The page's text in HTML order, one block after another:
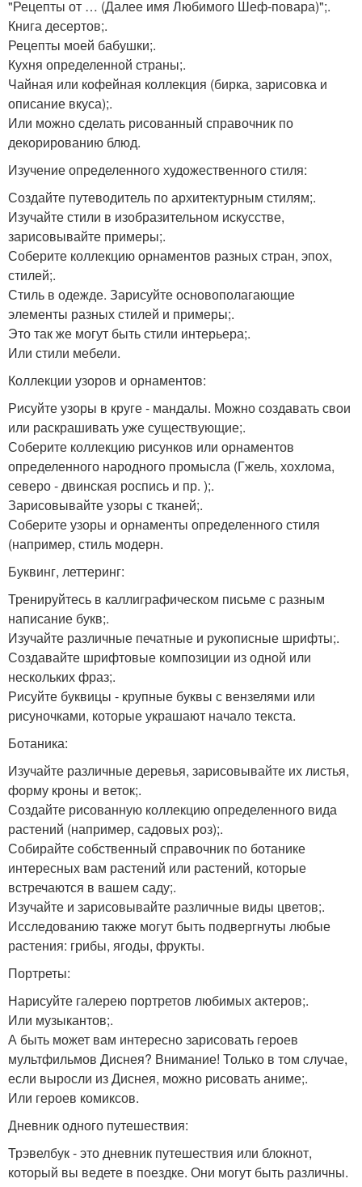
"Рецепты от … (Далее имя Любимого Шеф-повара)";.
Книга десертов;.
Рецепты моей бабушки;.
Кухня определенной страны;.
Чайная или кофейная коллекция (бирка, зарисовка и
описание вкуса);.
Или можно сделать рисованный справочник по
декорированию блюд.
Изучение определенного художественного стиля:
Создайте путеводитель по архитектурным стилям;.
Изучайте стили в изобразительном искусстве,
зарисовывайте примеры;.
Соберите коллекцию орнаментов разных стран, эпох,
стилей;.
Стиль в одежде. Зарисуйте основополагающие
элементы разных стилей и примеры;.
Это так же могут быть стили интерьера;.
Или стили мебели.
Коллекции узоров и орнаментов:
Рисуйте узоры в круге - мандалы. Можно создавать свои
или раскрашивать уже существующие;.
Соберите коллекцию рисунков или орнаментов
определенного народного промысла (Гжель, хохлома,
северо - двинская роспись и пр. );.
Зарисовывайте узоры с тканей;.
Соберите узоры и орнаменты определенного стиля
(например, стиль модерн.
Буквинг, леттеринг:
Тренируйтесь в каллиграфическом письме с разным
написание букв;.
Изучайте различные печатные и рукописные шрифты;.
Создавайте шрифтовые композиции из одной или
нескольких фраз;.
Рисуйте буквицы - крупные буквы с вензелями или
рисуночками, которые украшают начало текста.
Ботаника:
Изучайте различные деревья, зарисовывайте их листья,
форму кроны и веток;.
Создайте рисованную коллекцию определенного вида
растений (например, садовых роз);.
Собирайте собственный справочник по ботанике
интересных вам растений или растений, которые
встречаются в вашем саду;.
Изучайте и зарисовывайте различные виды цветов;.
Исследованию также могут быть подвергнуты любые
растения: грибы, ягоды, фрукты.
Портреты:
Нарисуйте галерею портретов любимых актеров;.
Или музыкантов;.
А быть может вам интересно зарисовать героев
мультфильмов Диснея? Внимание! Только в том случае,
если выросли из Диснея, можно рисовать аниме;.
Или героев комиксов.
Дневник одного путешествия:
Трэвелбук - это дневник путешествия или блокнот,
который вы ведете в поездке. Они могут быть различны.